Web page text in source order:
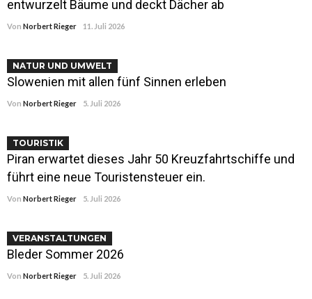
entwurzelt Bäume und deckt Dächer ab
Von Norbert Rieger 11. Juli 2026
NATUR UND UMWELT
Slowenien mit allen fünf Sinnen erleben
Von Norbert Rieger 5. Juli 2026
TOURISTIK
Piran erwartet dieses Jahr 50 Kreuzfahrtschiffe und
führt eine neue Touristensteuer ein.
Von Norbert Rieger 5. Juli 2026
VERANSTALTUNGEN
Bleder Sommer 2026
Von Norbert Rieger 5. Juli 2026